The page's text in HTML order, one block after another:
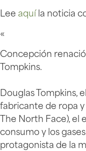
Lee aquí la noticia
«
Concepción
Tompkins.
Douglas Tompkins,
fabricante de ropa
The North Face),
consumo y los
protagonista de la